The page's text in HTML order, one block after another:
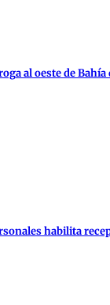
al oeste de Bahía
habilita